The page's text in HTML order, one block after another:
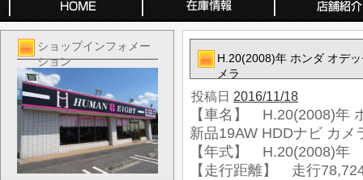
ショップインフォメー
ション
H.20(2008)年 ホンダ オデ
メラ
投稿日 2016/11/18
【車名】 H.20(2008)年
新品19AW HDDナビ カメ
【年式】 H.20(2008)年
【走行距離】 走行